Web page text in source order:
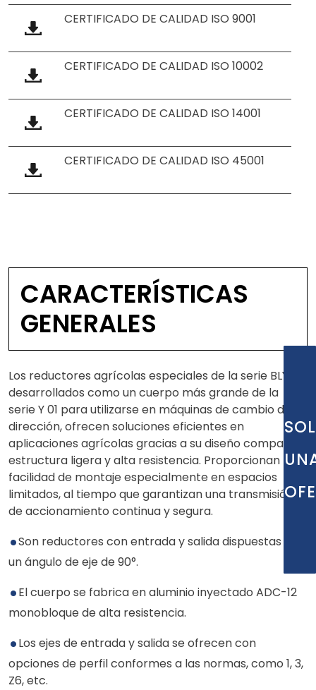
CERTIFICADO DE CALIDAD ISO 9001
CERTIFICADO DE CALIDAD ISO 10002
CERTIFICADO DE CALIDAD ISO 14001
CERTIFICADO DE CALIDAD ISO 45001
CARACTERÍSTICAS
GENERALES
Los reductores agrícolas especiales de la serie BLY 01,
desarrollados como un cuerpo más grande de la
serie Y 01 para utilizarse en máquinas de cambio de
dirección, ofrecen soluciones eficientes en
aplicaciones agrícolas gracias a su diseño compacto,
estructura ligera y alta resistencia. Proporcionan
facilidad de montaje especialmente en espacios
limitados, al tiempo que garantizan una transmisión
de accionamiento continua y segura.
Son reductores con entrada y salida dispuestas con
un ángulo de eje de 90°.
El cuerpo se fabrica en aluminio inyectado ADC-12
monobloque de alta resistencia.
Los ejes de entrada y salida se ofrecen con
opciones de perfil conformes a las normas, como 1, 3,
Z6, etc.